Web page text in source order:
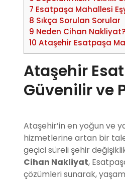
7 Esatpaşa Mahallesi
8 Sıkça Sorulan Sorular
9 Neden Cihan Nakliyat?
10 Ataşehir Esatpaşa
Ataşehir
Güvenilir ve
Ataşehir’in en yoğun ve
hizmetlerine artan bir
geçici süreli şehir
Cihan Nakliyat,
çözümleri sunarak,